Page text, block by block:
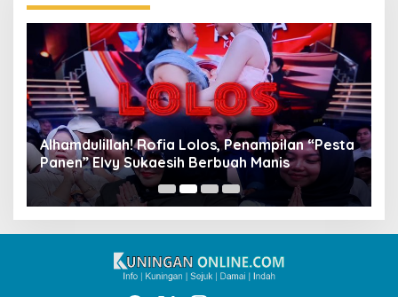
Alhamdulillah! Rofia Lolos, Penampilan “Pesta
Panen” Elvy Sukaesih Berbuah Manis